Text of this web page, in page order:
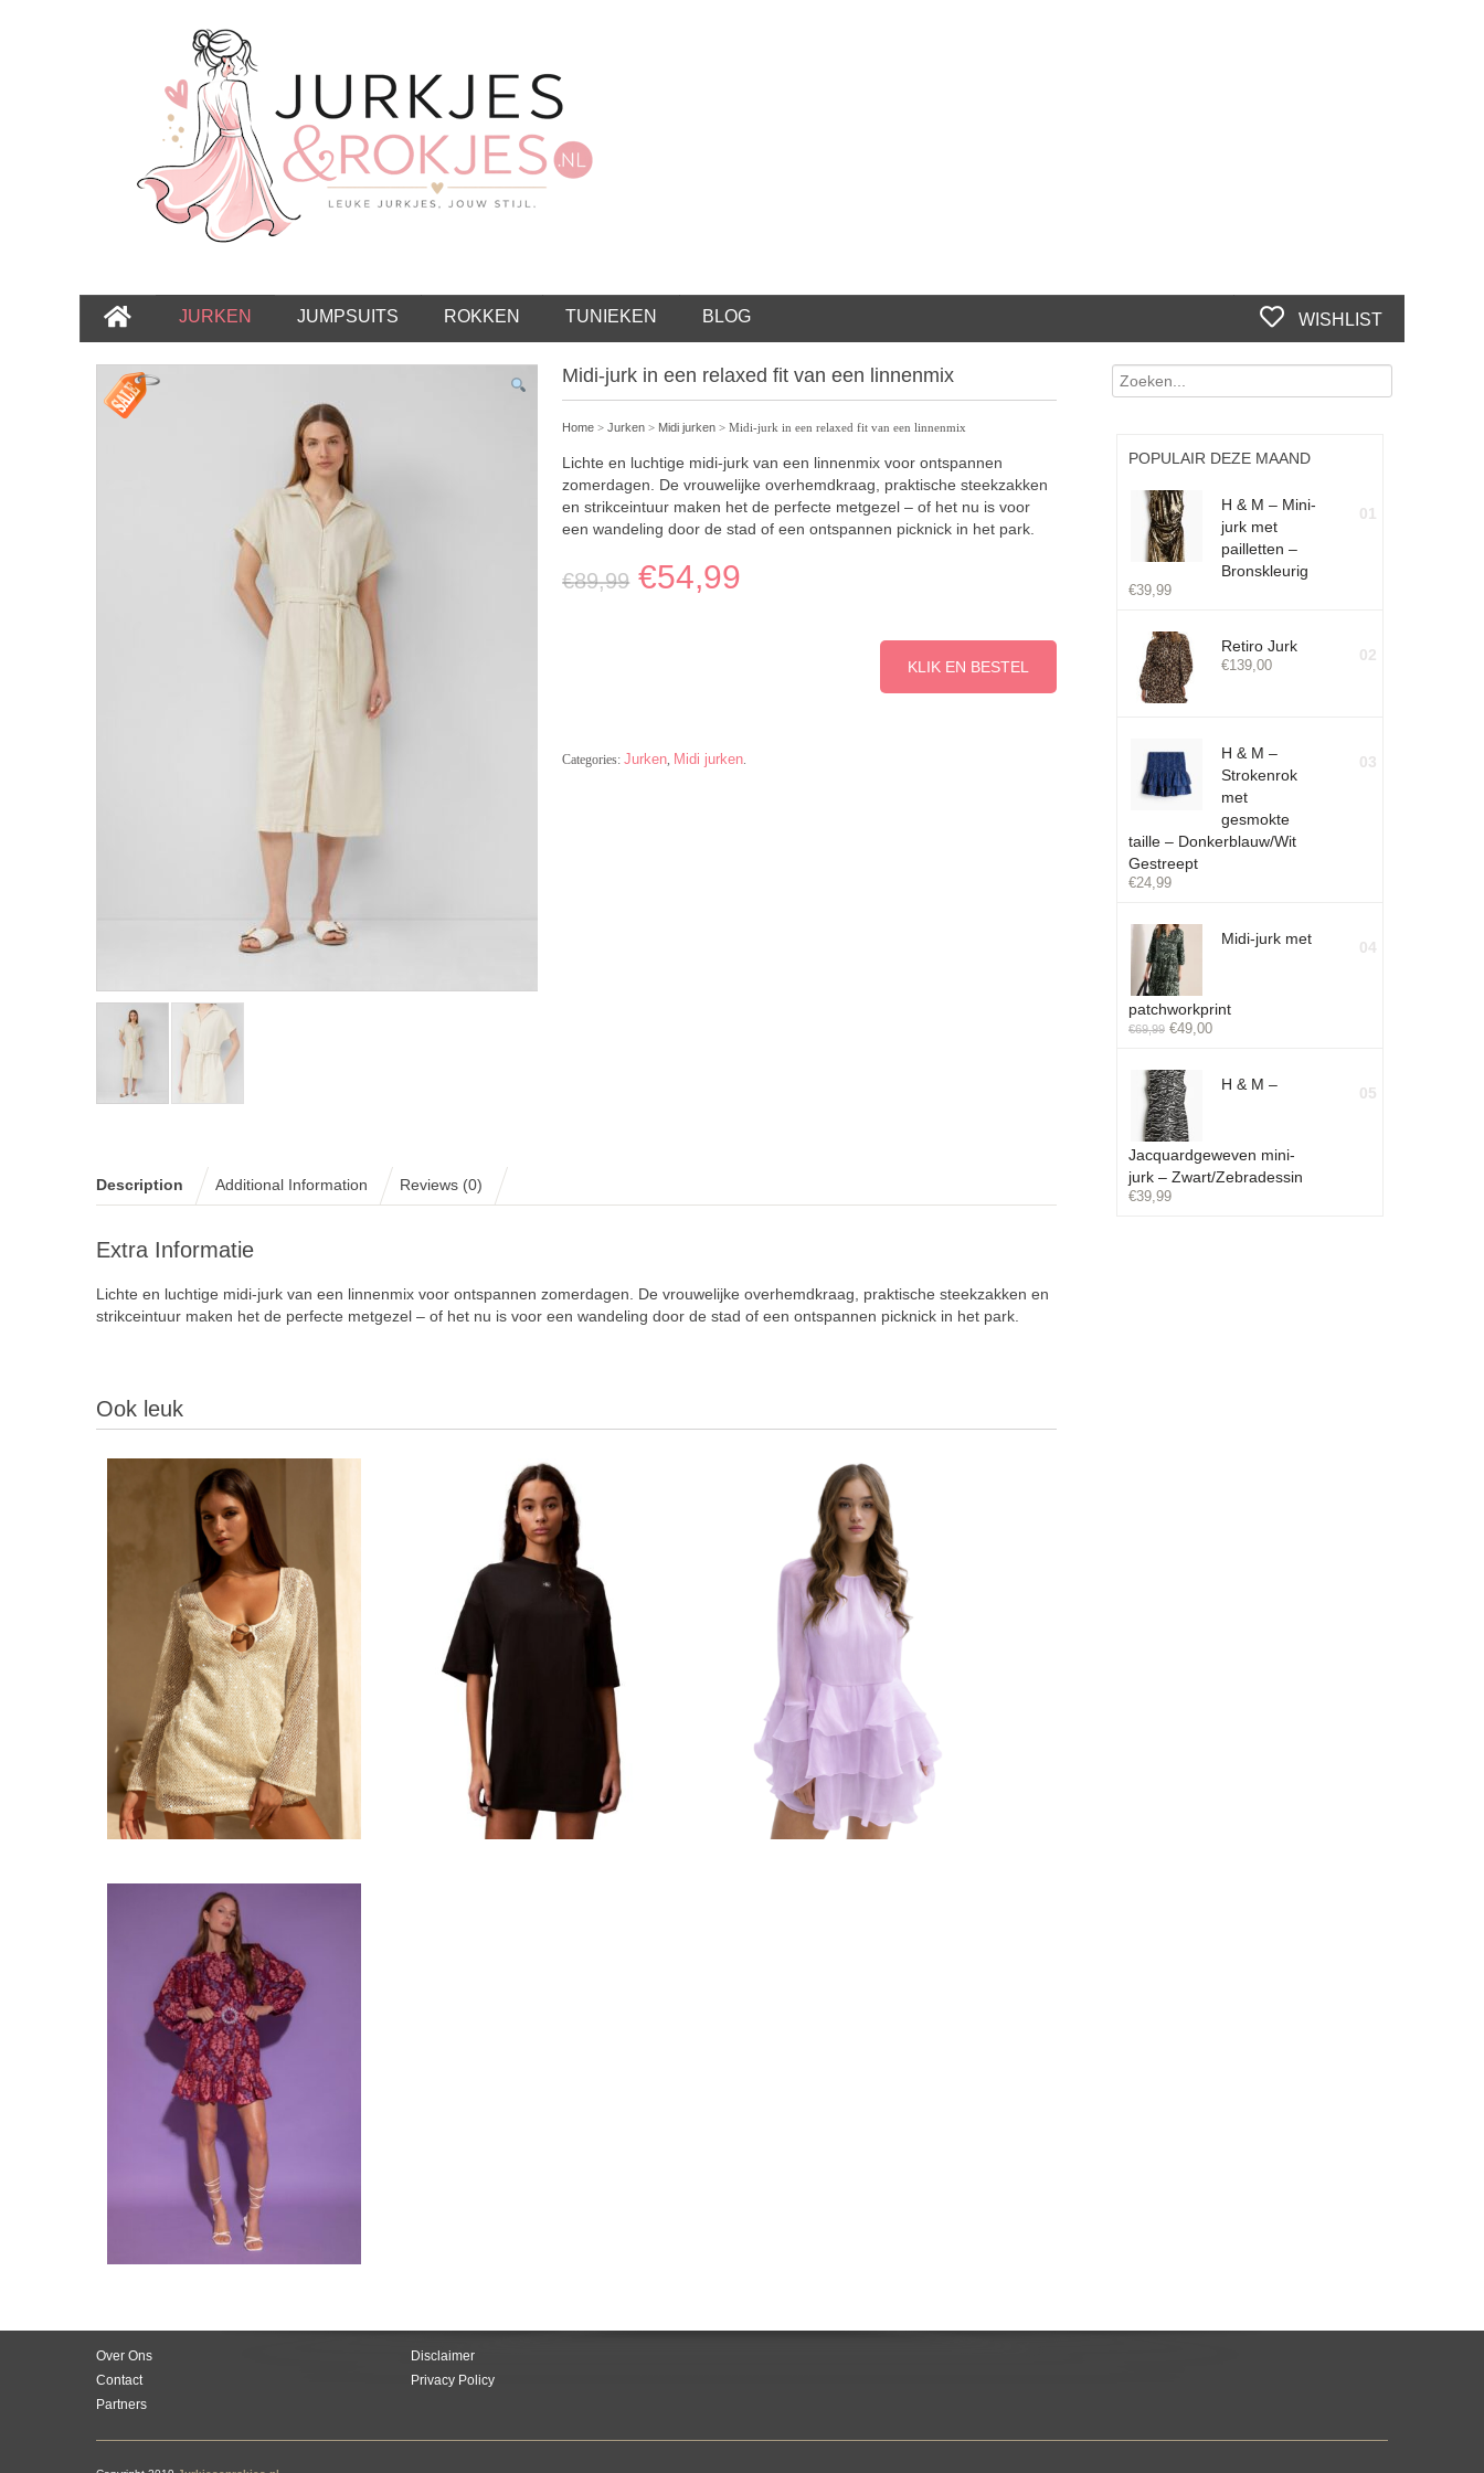
JURKEN JUMPSUITS ROKKEN TUNIEKEN BLOG WISHLIST
Midi-jurk in een relaxed fit van een linnenmix
Home >Jurken > Midi jurken > Midi-jurk in een relaxed fit van een linnenmix
Lichte en luchtige midi-jurk van een linnenmix voor ontspannen
zomerdagen. De vrouwelijke overhemdkraag, praktische steekzakken
en strikceintuur maken het de perfecte metgezel – of het nu is voor
een wandeling door de stad of een ontspannen picknick in het park.
€89,99 €54,99
KLIK EN BESTEL
Categories:Jurken Midi jurken
Description Additional Information Reviews (0)
Extra Informatie
Lichte en luchtige midi-jurk van een linnenmix voor ontspannen zomerdagen. De vrouwelijke overhemdkraag, praktische steekzakken en
strikceintuur maken het de perfecte metgezel – of het nu is voor een wandeling door de stad of een ontspannen picknick in het park.
Ook leuk
POPULAIR DEZE MAAND
H & M – Mini-
jurk met
pailletten –
Bronskleurig
€39,99
01
Retiro Jurk
€139,00
02
H & M –
Strokenrok
met
gesmokte
taille – Donkerblauw/Wit
Gestreept
€24,99
03
Midi-jurk met
patchworkprint
€69,99 €49,00
04
H & M –
Jacquardgeweven mini-
jurk – Zwart/Zebradessin
€39,99
05
Over Ons
Disclaimer
Contact
Privacy Policy
Partners